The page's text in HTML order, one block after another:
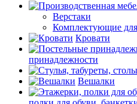
Верстаки
Комплектующие для
Кровати
принадлежности
Вешалки